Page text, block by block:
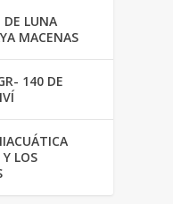
DE LUNA
MACENAS
140 DE
LOS